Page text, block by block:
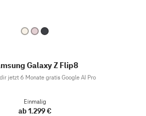
Galaxy Z Flip8
jetzt 6 Monate gratis Google AI Pro
Einmalig
ab 1.299 €